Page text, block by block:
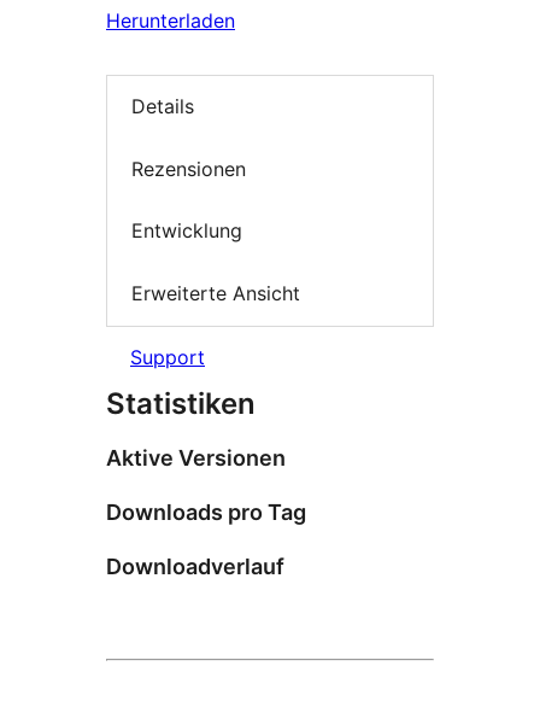
Herunterladen
Details
Rezensionen
Entwicklung
Erweiterte Ansicht
Support
Statistiken
Aktive Versionen
Downloads pro Tag
Downloadverlauf